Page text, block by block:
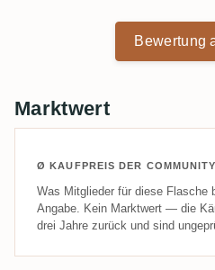
Bewertung
Marktwert
Ø KAUFPREIS DER COMMUNITY
Was Mitglieder für diese Flasche
Angabe. Kein Marktwert — die
drei Jahre zurück und sind